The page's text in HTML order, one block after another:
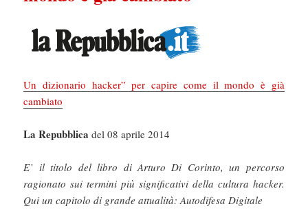
Un dizionario hacker” per capire come il mondo è già
cambiato
La Repubblica del 08 aprile 2014
E’ il titolo del libro di Arturo Di Corinto, un percorso
ragionato sui termini più significativi della cultura hacker.
Qui un capitolo di grande attualità: Autodifesa Digitale